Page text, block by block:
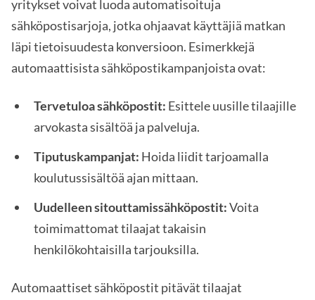
yritykset voivat luoda automatisoituja
sähköpostisarjoja, jotka ohjaavat käyttäjiä matkan
läpi tietoisuudesta konversioon. Esimerkkejä
automaattisista sähköpostikampanjoista ovat:
Tervetuloa sähköpostit: Esittele uusille tilaajille
arvokasta sisältöä ja palveluja.
Tiputuskampanjat: Hoida liidit tarjoamalla
koulutussisältöä ajan mittaan.
Uudelleen sitouttamissähköpostit:Voita
toimimattomat tilaajat takaisin
henkilökohtaisilla tarjouksilla.
Automaattiset sähköpostit pitävät tilaajat